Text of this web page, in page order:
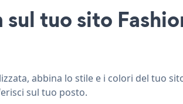
tuo sito
abbina lo stile e i colori del tuo
sul tuo posto.